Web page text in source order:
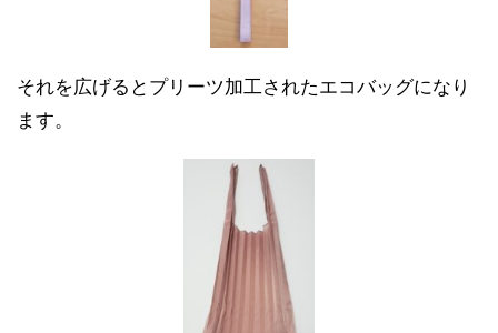
それを広げるとプリーツ加工されたエコバッグになり
ます。